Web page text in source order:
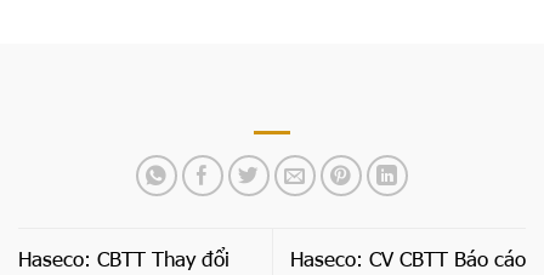
Haseco: CBTT Thay đổi
Haseco: CV CBTT Báo cáo